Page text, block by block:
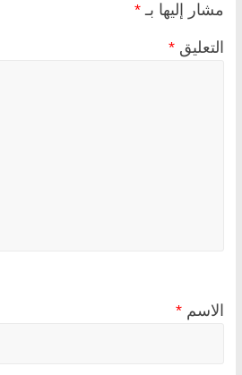
مشار إليها بـ *
التعليق *
الاسم *